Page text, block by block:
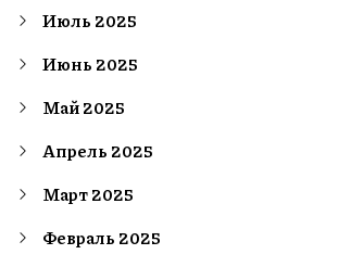
Июль 2025
Июнь 2025
Май 2025
Апрель 2025
Март 2025
Февраль 2025